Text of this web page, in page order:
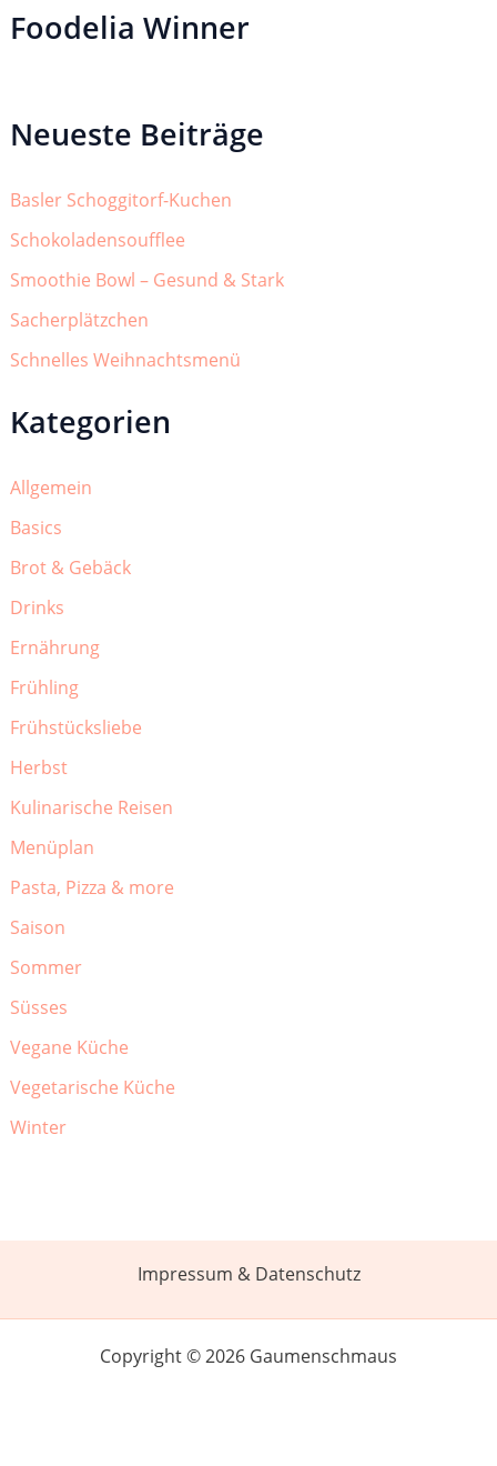
Foodelia Winner
Neueste Beiträge
Basler Schoggitorf-Kuchen
Schokoladensoufflee
Smoothie Bowl – Gesund & Stark
Sacherplätzchen
Schnelles Weihnachtsmenü
Kategorien
Allgemein
Basics
Brot & Gebäck
Drinks
Ernährung
Frühling
Frühstücksliebe
Herbst
Kulinarische Reisen
Menüplan
Pasta, Pizza & more
Saison
Sommer
Süsses
Vegane Küche
Vegetarische Küche
Winter
Impressum & Datenschutz
Copyright © 2026 Gaumenschmaus